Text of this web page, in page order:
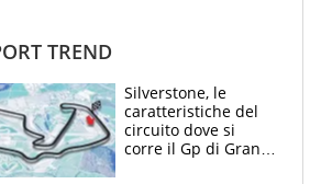
TREND
Silverstone, le
caratteristiche del
circuito dove si
corre il Gp di Gran